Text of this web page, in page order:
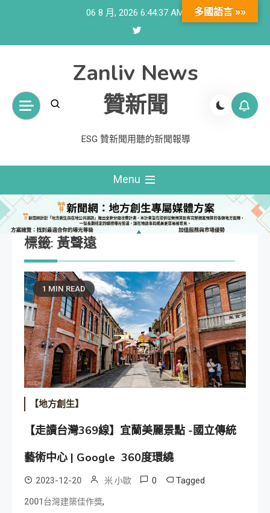
06 8 月, 2026 6:44:38 AM
Zanliv News
贊新聞
ESG 贊新聞用聽的新聞報導
Menu
標籤: 黃聲遠
1 MIN READ
【地方創生】
【走讀台灣369線】宜蘭美麗景點 -國立傳統
藝術中心 | Google 360度環繞
2023-12-20 米 小歐 0 Tagged
2001台灣建築佳作獎,
多國語言 »»